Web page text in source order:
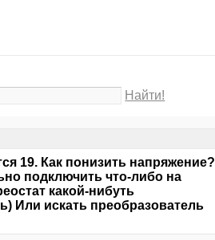
Найти!
19. Как понизить напряжение?
подключить что-либо на
какой-нибуть
Или искать преобразователь